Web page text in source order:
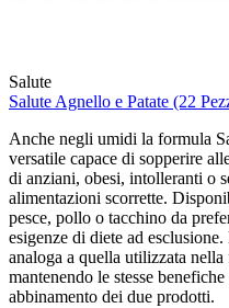
Salute
Salute Agnello e Patate (22
Anche negli umidi la formula
versatile capace di sopperire
di anziani, obesi, intolleranti o
alimentazioni scorrette.
pesce, pollo o tacchino da
esigenze di diete ad
analoga a quella utilizzata
mantenendo le stesse
abbinamento dei due prodotti.